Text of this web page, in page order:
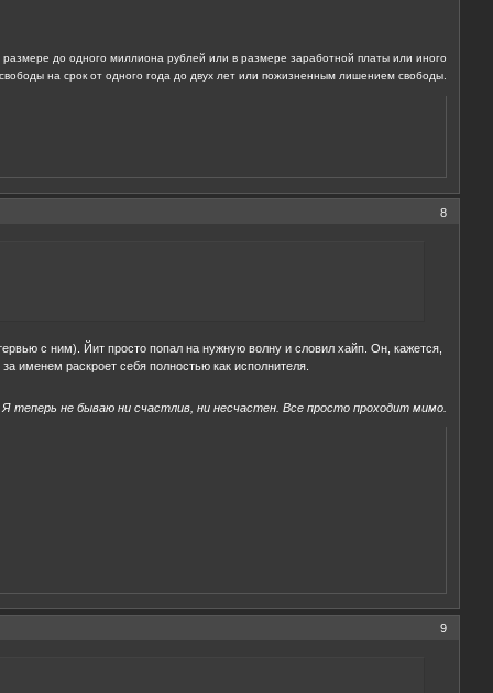
до одного миллиона рублей или в размере заработной платы или иного
на срок от одного года до двух лет или пожизненным лишением свободы.
8
с ним). Йит просто попал на нужную волну и словил хайп. Он, кажется,
именем раскроет себя полностью как исполнителя.
Я теперь не бываю ни счастлив, ни несчастен. Все просто проходит мимо.
9